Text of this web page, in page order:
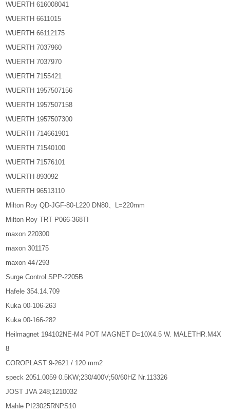
WUERTH 616008041
WUERTH 6611015
WUERTH 66112175
WUERTH 7037960
WUERTH 7037970
WUERTH 7155421
WUERTH 1957507156
WUERTH 1957507158
WUERTH 1957507300
WUERTH 714661901
WUERTH 71540100
WUERTH 71576101
WUERTH 893092
WUERTH 96513110
Milton Roy QD-JGF-80-L220 DN80、L=220mm
Milton Roy TRT P066-368TI
maxon 220300
maxon 301175
maxon 447293
Surge Control SPP-2205B
Hafele 354.14.709
Kuka 00-106-263
Kuka 00-166-282
Heilmagnet 194102NE-M4 POT MAGNET D=10X4.5 W. MALETHR.M4X
8
COROPLAST 9-2621 / 120 mm2
speck 2051.0059 0.5KW;230/400V;50/60HZ Nr.113326
JOST JVA 248;1210032
Mahle PI23025RNPS10